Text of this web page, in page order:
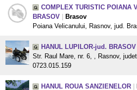
COMPLEX TURISTIC POIANA
BRASOV
Brasov
Poiana Velicanului, Rasnov, jud.
HANUL LUPILOR-jud. BRASOV
Str. Raul Mare, nr. 6, , Rasnov,
0723.015.159
HANUL ROUA SANZIENELOR